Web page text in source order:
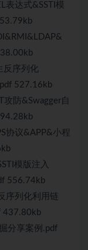
表达式&SSTI模
反序列化
527.16kb
防&Swagger自
协议&APP&小程
模版注入
556.74kb
序列化利用链
437.80kb
分享案例.pdf